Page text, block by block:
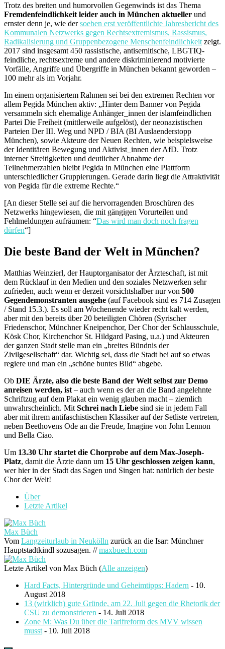
Trotz des breiten und humorvollen Gegenwinds ist das Thema
Fremdenfeindlichkeit leider auch in München aktueller und
ernster denn je, wie dersoeben erst veröffentlichte Jahresbericht des
Kommunalen Netzwerks gegen Rechtsextremismus, Rassismus,
Radikalisierung und Gruppenbezogene Menschenfeindlichkeit zeigt.
2017 sind insgesamt 450 rassistische, antisemitische, LBGTIQ-
feindliche, rechtsextreme und andere diskriminierend motivierte
Vorfälle, Angriffe und Übergriffe in München bekannt geworden –
100 mehr als im Vorjahr.
Im einem organisiertem Rahmen sei bei den extremen Rechten vor
allem Pegida München aktiv: „Hinter dem Banner von Pegida
versammeln sich ehemalige Anhänger_innen der islamfeindlichen
Partei Die Freiheit (mittlerweile aufgelöst), der neonazistischen
Parteien Der III. Weg und NPD / BIA (BI Auslaenderstopp
München), sowie Akteure der Neuen Rechten, wie beispielsweise
der Identitären Bewegung und Aktivist_innen der AfD. Trotz
interner Streitigkeiten und deutlicher Abnahme der
Teilnehmerzahlen bleibt Pegida in München eine Plattform
unterschiedlicher Gruppierungen. Gerade darin liegt die Attraktivität
von Pegida für die extreme Rechte.“
[An dieser Stelle sei auf die hervorragenden Broschüren des
Netzwerks hingewiesen, die mit gängigen Vorurteilen und
Fehlmeldungen aufräumen: “Das wird man doch noch fragen
dürfen“]
Die beste Band der Welt in München?
Matthias Weinzierl, der Hauptorganisator der Ärzteschaft, ist mit
dem Rücklauf in den Medien und den soziales Netzwerken sehr
zufrieden, auch wenn er derzeit vorsichtshalber nur von 500
Gegendemonstranten ausgehe (auf Facebook sind es 714 Zusagen
/ Stand 15.3.). Es soll am Wochenende wieder recht kalt werden,
aber mit den bereits über 20 beteiligten Chören (Syrischer
Friedenschor, Münchner Kneipenchor, Der Chor der Schlausschule,
Kösk Chor, Kirchenchor St. Hildgard Pasing, u.a.) und Akteuren
der ganzen Stadt stelle man ein „breites Bündnis der
Zivilgesellschaft“ dar. Wichtig sei, dass die Stadt bei auf so etwas
regiere und man ein „schöne buntes Bild“ abgebe.
Ob DIE Ärzte, also die beste Band der Welt selbst zur Demo
anreisen werden, ist – auch wenn es der an die Band angelehnte
Schriftzug auf dem Plakat ein wenig glauben macht – ziemlich
unwahrscheinlich. Mit Schrei nach Liebe sind sie in jedem Fall
aber mit ihrem antifaschistischen Klassiker auf der Setliste vertreten,
neben Beethovens Ode an die Freude, Imagine von John Lennon
und Bella Ciao.
Um 13.30 Uhr startet die Chorprobe auf dem Max-Joseph-
Platz, damit die Ärzte dann um 15 Uhr geschlossen zeigen kann,
wer hier in der Stadt das Sagen und Singen hat: natürlich der beste
Chor der Welt!
Über
Letzte Artikel
Max Büch
Vom Langzeiturlaub in Neukölln zurück an die Isar: Münchner
Hauptstadtkindl sozusagen. //maxbuech.com
Letzte Artikel von Max Büch (Alle anzeigen)
Hard Facts, Hintergründe und Geheimtipps: Hadern - 10.
August 2018
13 (wirklich) gute Gründe, am 22. Juli gegen die Rhetorik der
CSU zu demonstrieren - 14. Juli 2018
Zone M: Was Du über die Tarifreform des MVV wissen
musst - 10. Juli 2018